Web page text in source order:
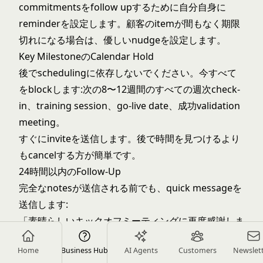
Home Business Hub AI Agents Customers
commitmentsをfollow upするために自分自身に
reminderを設定します。顧客のitemが間もなく期限
切れになる場合は、優しいnudgeを設定します。
Key MilestoneのCalendar Hold
後でschedulingに依存しないでください。今すべて
をblockします:次の8〜12週間のすべての週次check-
in、training session、go-live date、成功validation
meeting。
すぐにinviteを送信します。後で時間を見つけるより
もcancelする方が簡単です。
24時間以内のFollow-Up
完全なnotesが送信される前でも、quick messageを
送信します:
「素晴らしいキックオフミーティングに再度感謝しま
す!完全なnotesは本日後ほど送信されます。その間、
私は[最初のaction item]に取り組んでいます。不明な